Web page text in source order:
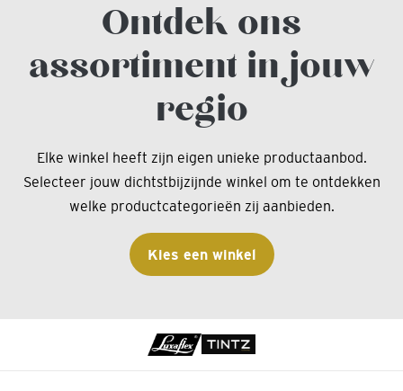
Ontdek ons
assortiment in jouw
regio
Elke winkel heeft zijn eigen unieke productaanbod.
Selecteer jouw dichtstbijzijnde winkel om te ontdekken
welke productcategorieën zij aanbieden.
Kies een winkel